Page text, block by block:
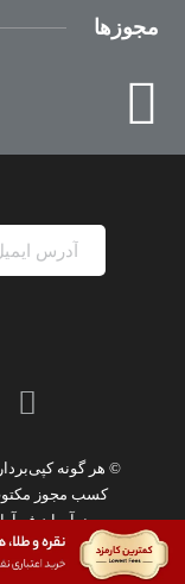
مجوزها
© هر گونه
کسب مجوز
نوآوران